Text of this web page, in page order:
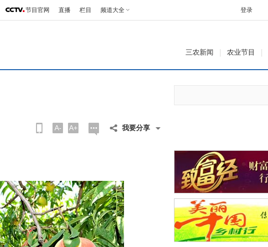
节目官网 直播 栏目 频道大全 登录
三农新闻 农业节目
A- A+ 我要分享